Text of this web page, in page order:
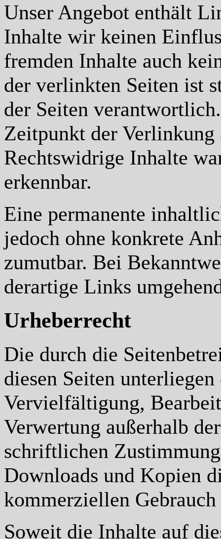
Unser Angebot enthält
Inhalte wir keinen
fremden Inhalte auch
der verlinkten Seiten ist
der Seiten
Zeitpunkt der
Rechtswidrige Inhalte
erkennbar.
Eine permanente
jedoch ohne konkrete
zumutbar. Bei
derartige Links
Urheberrecht
Die durch die
diesen Seiten
Vervielfältigung,
Verwertung außerhalb
schriftlichen
Downloads und Kopien
kommerziellen Gebrauch
Soweit die Inhalte auf